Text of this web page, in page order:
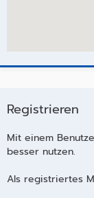
Registrieren
Mit einem
besser nutzen.
Als registriertes